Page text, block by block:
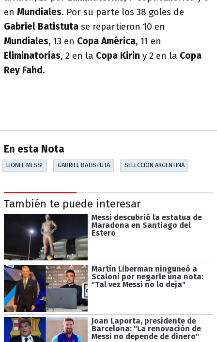
en Mundiales. Por su parte los 38 goles de
Gabriel Batistuta se repartieron 10 en
Mundiales, 13 en Copa América, 11 en
Eliminatorias, 2 en la Copa Kirin y 2 en la Copa
Rey Fahd.
En esta Nota
LIONEL MESSI GABRIEL BATISTUTA SELECCIÓN ARGENTINA
También te puede interesar
Messi descubrió la estatua de
Maradona en Santiago del
Estero
Martín Liberman ninguneó a
Scaloni por negarle una nota:
"Tal vez Messi no lo deja"
Joan Laporta, presidente de
Barcelona: "La renovación de
Messi no depende de dinero"